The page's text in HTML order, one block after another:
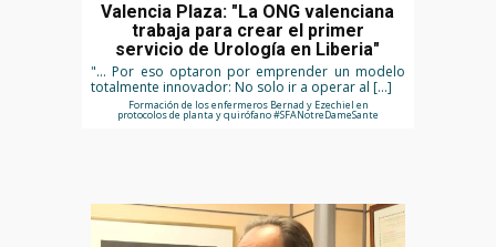
Valencia Plaza: "La ONG valenciana
trabaja para crear el primer
servicio de Urología en Liberia"
"... Por eso optaron por emprender un modelo
totalmente innovador: No solo ir a operar al […]
Formación de los enfermeros Bernad y Ezechiel en
protocolos de planta y quirófano #SFANotreDameSante